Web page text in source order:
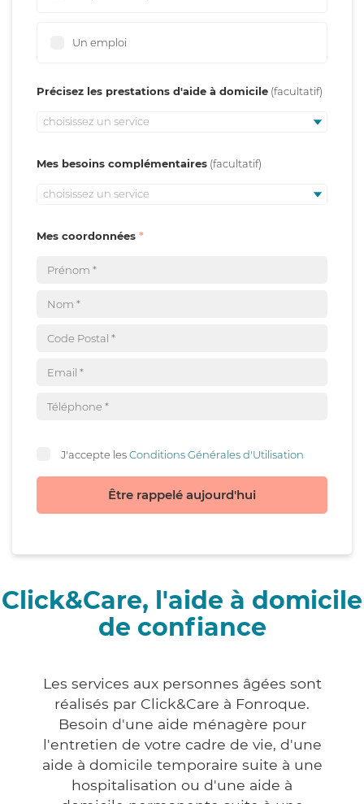
Un emploi
Précisez les prestations d'aide à domicile
choisissez un service
Mes besoins complémentaires
choisissez un service
Mes coordonnées
J'accepte lesConditions Générales d'Utilisation
Être rappelé aujourd'hui
Click&Care, l'aide à domicile
de confiance
Les services aux personnes âgées sont
réalisés par Click&Care à Fonroque.
Besoin d'une aide ménagère pour
l'entretien de votre cadre de vie, d'une
aide à domicile temporaire suite à une
hospitalisation ou d'une aide à